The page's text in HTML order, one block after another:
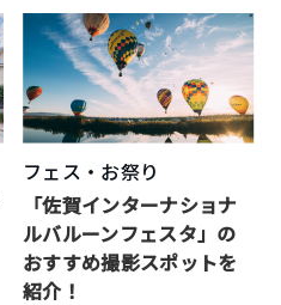
フェス・お祭り
「佐賀インターナショナ
ルバルーンフェスタ」の
おすすめ撮影スポットを
紹介！